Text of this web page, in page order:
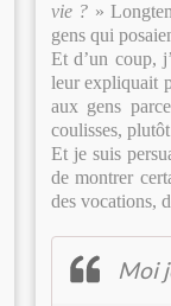
vie ? »
gens qui
Et d’un coup,
leur expliquait
aux gens
coulisses,
Et je suis
de montrer
des vocations,
Moi